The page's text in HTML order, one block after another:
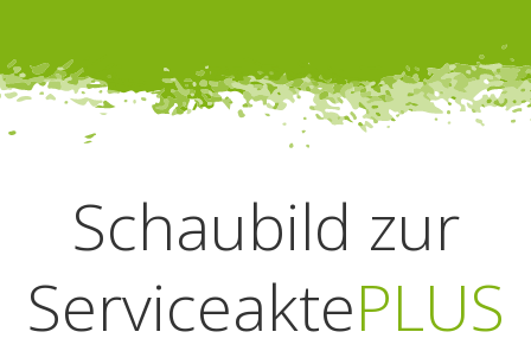
Schaubild zur
ServiceaktePLUS